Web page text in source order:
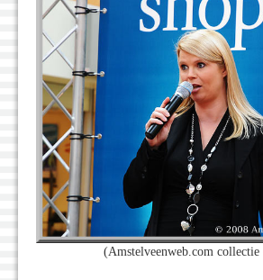
(Amstelveenweb.com collectie